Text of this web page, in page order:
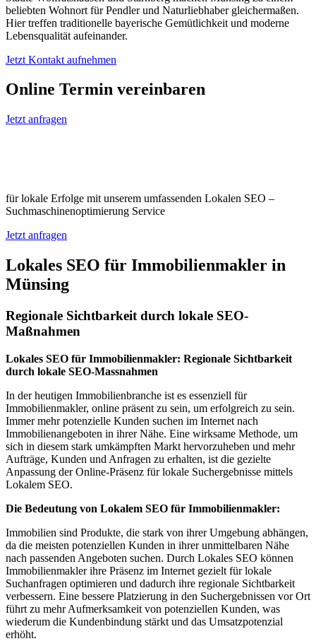
beliebten Wohnort für Pendler und Naturliebhaber gleichermaßen.
Hier treffen traditionelle bayerische Gemütlichkeit und moderne
Lebensqualität aufeinander.
Jetzt Kontakt aufnehmen
Online Termin vereinbaren
Jetzt anfragen
für lokale Erfolge mit unserem umfassenden Lokalen SEO –
Suchmaschinenoptimierung Service
Jetzt anfragen
Lokales SEO für Immobilienmakler in
Münsing
Regionale Sichtbarkeit durch lokale SEO-
Maßnahmen
Lokales SEO für Immobilienmakler: Regionale Sichtbarkeit
durch lokale SEO-Massnahmen
In der heutigen Immobilienbranche ist es essenziell für
Immobilienmakler, online präsent zu sein, um erfolgreich zu sein.
Immer mehr potenzielle Kunden suchen im Internet nach
Immobilienangeboten in ihrer Nähe. Eine wirksame Methode, um
sich in diesem stark umkämpften Markt hervorzuheben und mehr
Aufträge, Kunden und Anfragen zu erhalten, ist die gezielte
Anpassung der Online-Präsenz für lokale Suchergebnisse mittels
Lokalem SEO.
Die Bedeutung von Lokalem SEO für Immobilienmakler:
Immobilien sind Produkte, die stark von ihrer Umgebung abhängen,
da die meisten potenziellen Kunden in ihrer unmittelbaren Nähe
nach passenden Angeboten suchen. Durch Lokales SEO können
Immobilienmakler ihre Präsenz im Internet gezielt für lokale
Suchanfragen optimieren und dadurch ihre regionale Sichtbarkeit
verbessern. Eine bessere Platzierung in den Suchergebnissen vor Ort
führt zu mehr Aufmerksamkeit von potenziellen Kunden, was
wiederum die Kundenbindung stärkt und das Umsatzpotenzial
erhöht.